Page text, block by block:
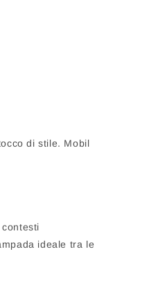
di stile. Mobil
ideale tra le